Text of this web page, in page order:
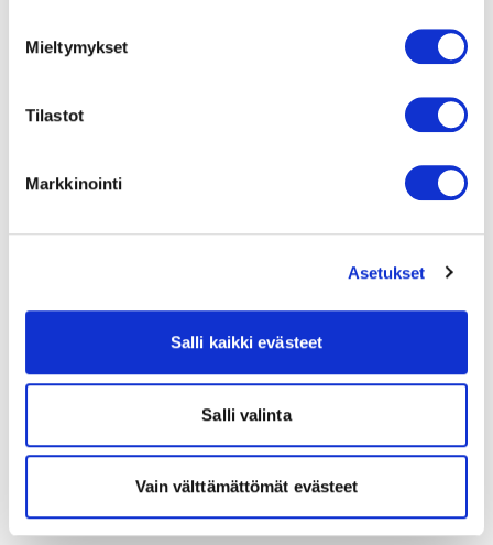
Mieltymykset
Tilastot
Markkinointi
Asetukset
Salli kaikki evästeet
Salli valinta
Vain välttämättömät evästeet